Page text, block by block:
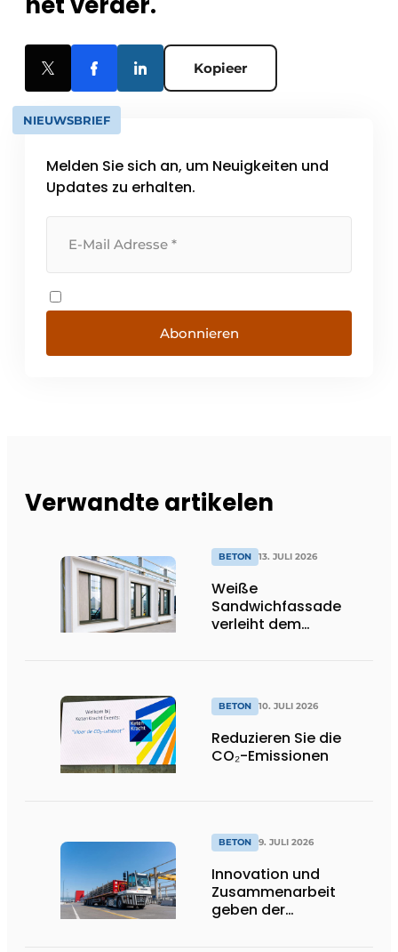
Kopieer
NIEUWSBRIEF
Melden Sie sich an, um Neuigkeiten und
Updates zu erhalten.
Abonnieren
Verwandte artikelen
BETON 13. JULI 2026
Weiße
Sandwichfassade
verleiht dem
Erscheinungsbild
BETON 10. JULI 2026
Reduzieren Sie die
CO₂-Emissionen
BETON 9. JULI 2026
Innovation und
Zusammenarbeit
geben der